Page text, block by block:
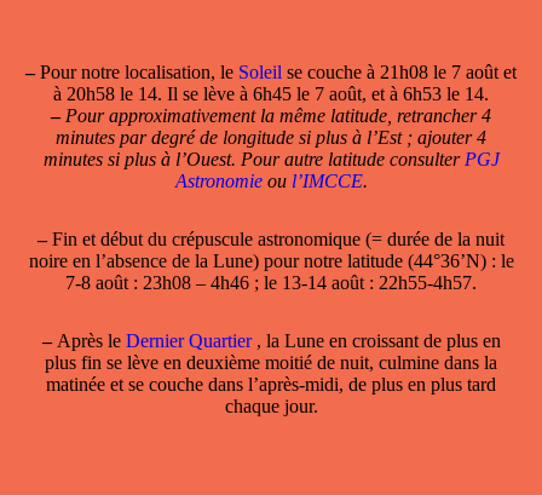
–Pour notre localisation, le Soleil se couche à 21h08 le 7 août et
à 20h58 le 14. Il se lève à 6h45 le 7 août, et à 6h53 le 14.
– Pour approximativement la même latitude, retrancher 4
minutes par degré de longitude si plus à l’Est ; ajouter 4
minutes si plus à l’Ouest. Pour autre latitude consulter PGJ
Astronomieou l’IMCCE.
–Fin et début du crépuscule astronomique (= durée de la nuit
noire en l’absence de la Lune) pour notre latitude (44°36’N) : le
7-8 août : 23h08 – 4h46 ; le 13-14 août : 22h55-4h57.
–Après le Dernier Quartier , la Lune en croissant de plus en
plus fin se lève en deuxième moitié de nuit, culmine dans la
matinée et se couche dans l’après-midi, de plus en plus tard
chaque jour.